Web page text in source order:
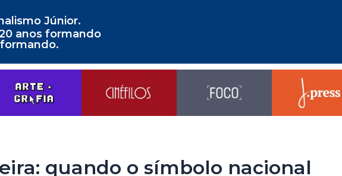
Júnior.
anos formando
quando o símbolo nacional